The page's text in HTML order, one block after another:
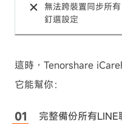
無法跨裝置同步所有
釘選設定
這時，Tenorshare
它能幫你：
完整備份所有